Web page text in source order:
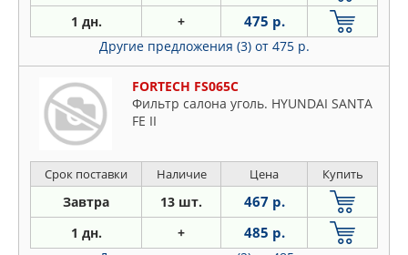
1 дн. + 475 р.
Другие предложения (3) от 475 р.
FORTECH FS065C
Фильтр салона уголь. HYUNDAI SANTA
FE II
Срок поставки Наличие Цена Купить
Завтра 13 шт. 467 р.
1 дн. + 485 р.